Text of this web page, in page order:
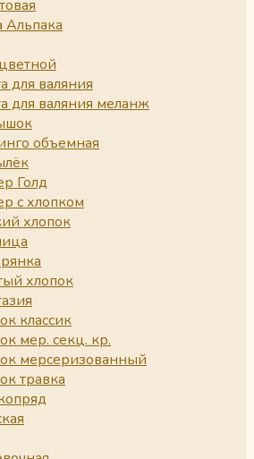
Альпака
для валяния
для валяния меланж
объемная
Голд
с хлопком
хлопок
хлопок
классик
мер. секц. кр.
мерсеризованный
травка